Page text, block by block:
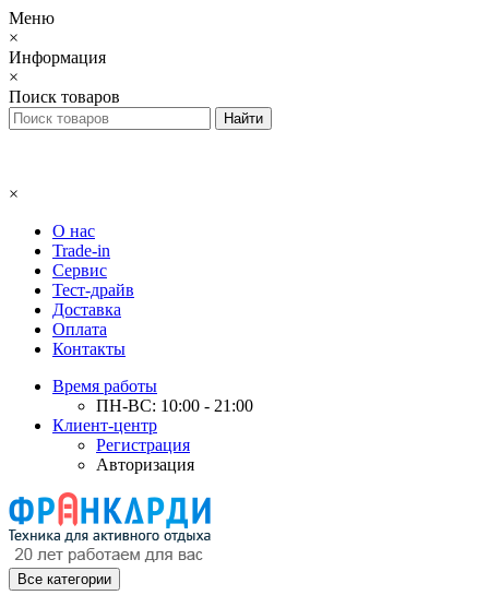
Меню
×
Информация
×
Поиск товаров
×
О нас
Trade-in
Сервис
Тест-драйв
Доставка
Оплата
Контакты
Время работы
ПН-ВС: 10:00 - 21:00
Клиент-центр
Регистрация
Авторизация
Все категории